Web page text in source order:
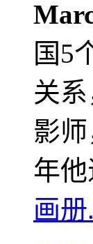
国5
关
影
年
画册